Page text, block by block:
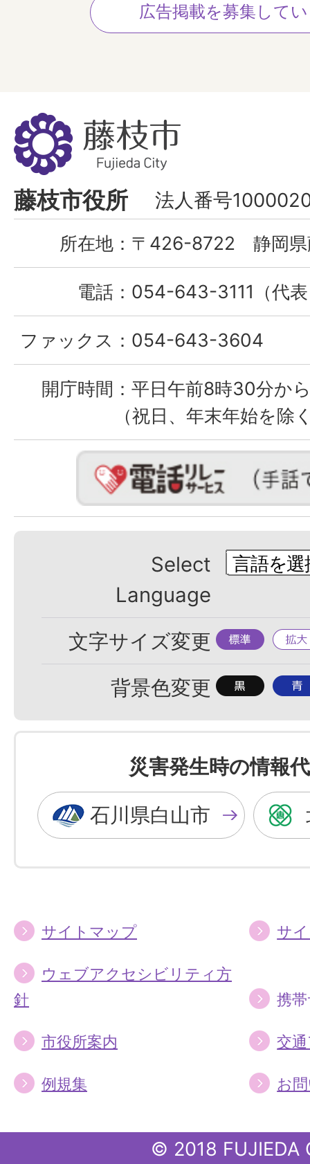
広告掲載を募集して
藤
枝
市
Fujieda
City
藤枝市役所 法人番号
所在地： 〒426-8722 静岡県
電話： 054-643-3111（代
ファックス： 054-643-3604
開庁時間： 平日午前8時30分か
（祝日、年末年始を除
Select
Language
文字サイズ変更 標
準
拡
大
背景色変更 背
色
を
黒
色
に
背
色
を
青
色
に
災害発生時の情報
石川県白山市
サイトマップ サ
ウェブアクセシビリティ方
針
携
市役所案内 交
例規集 お
© 2018 FUJIEDA